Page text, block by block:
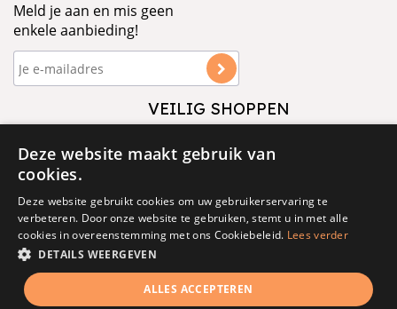
Meld je aan en mis geen
enkele aanbieding!
VEILIG SHOPPEN
Deze website maakt gebruik van
cookies.
Deze website gebruikt cookies om uw gebruikerservaring te
verbeteren. Door onze website te gebruiken, stemt u in met alle
cookies in overeenstemming met ons Cookiebeleid. Lees verder
DETAILS WEERGEVEN
ALLES ACCEPTEREN